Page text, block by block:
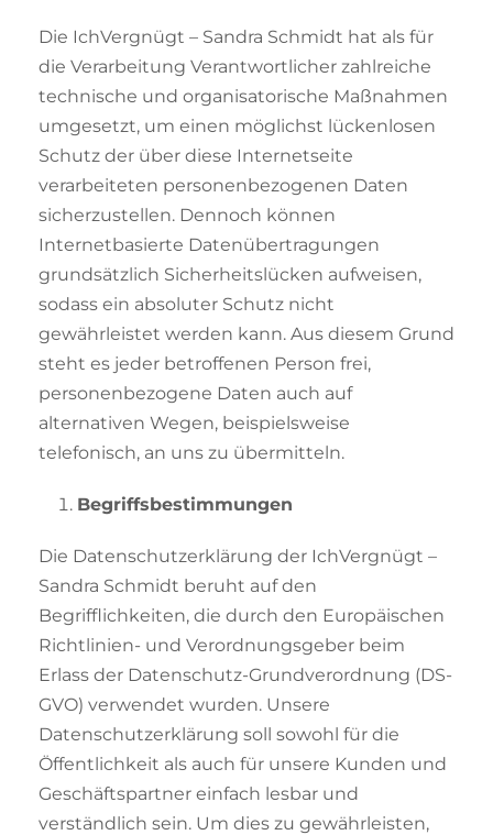
Die IchVergnügt – Sandra Schmidt hat als für
die Verarbeitung Verantwortlicher zahlreiche
technische und organisatorische Maßnahmen
umgesetzt, um einen möglichst lückenlosen
Schutz der über diese Internetseite
verarbeiteten personenbezogenen Daten
sicherzustellen. Dennoch können
Internetbasierte Datenübertragungen
grundsätzlich Sicherheitslücken aufweisen,
sodass ein absoluter Schutz nicht
gewährleistet werden kann. Aus diesem Grund
steht es jeder betroffenen Person frei,
personenbezogene Daten auch auf
alternativen Wegen, beispielsweise
telefonisch, an uns zu übermitteln.
Begriffsbestimmungen
Die Datenschutzerklärung der IchVergnügt –
Sandra Schmidt beruht auf den
Begrifflichkeiten, die durch den Europäischen
Richtlinien- und Verordnungsgeber beim
Erlass der Datenschutz-Grundverordnung (DS-
GVO) verwendet wurden. Unsere
Datenschutzerklärung soll sowohl für die
Öffentlichkeit als auch für unsere Kunden und
Geschäftspartner einfach lesbar und
verständlich sein. Um dies zu gewährleisten,